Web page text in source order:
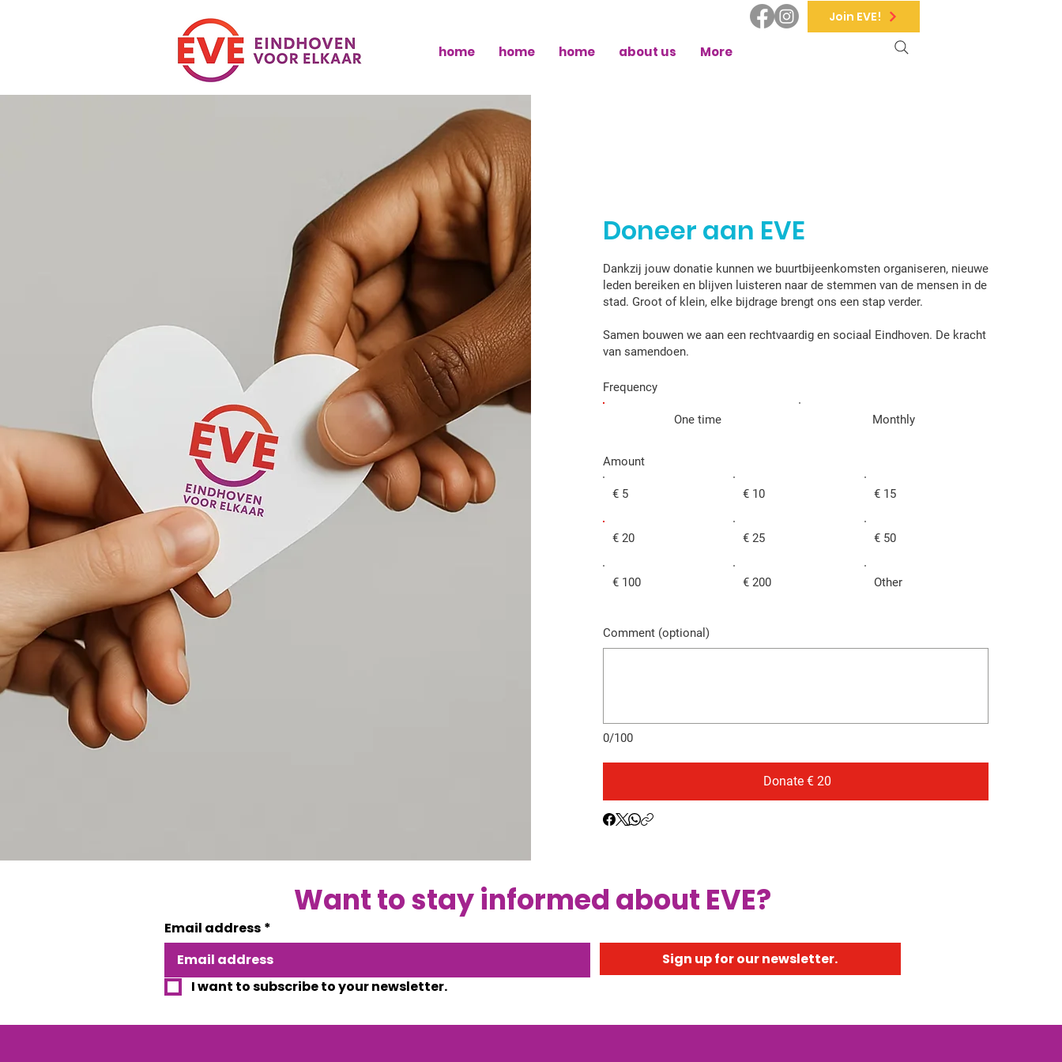
Join EVE!
home home home about us More
Doneer aan EVE
Dankzij jouw donatie kunnen we buurtbijeenkomsten organiseren, nieuwe
leden bereiken en blijven luisteren naar de stemmen van de mensen in de
stad. Groot of klein, elke bijdrage brengt ons een stap verder.
Samen bouwen we aan een rechtvaardig en sociaal Eindhoven. De kracht
van samendoen.
Frequency
One time Monthly
Amount
€ 5 € 10 € 15
€ 20 € 25 € 50
€ 100 € 200 Other
0/100
Comment (optional)
Donate € 20
Want to stay informed about EVE?
Email address *
Sign up for our newsletter.
I want to subscribe to your newsletter.